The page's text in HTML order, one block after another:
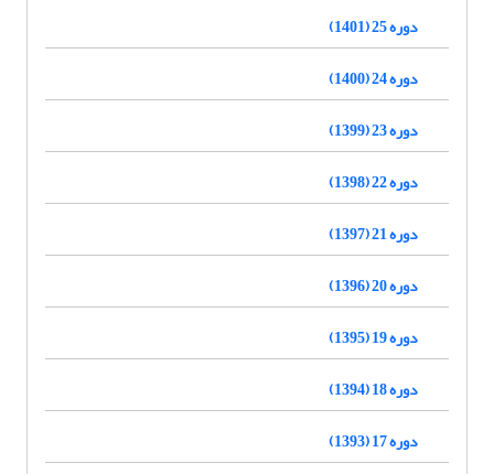
دوره 25 (1401)
دوره 24 (1400)
دوره 23 (1399)
دوره 22 (1398)
دوره 21 (1397)
دوره 20 (1396)
دوره 19 (1395)
دوره 18 (1394)
دوره 17 (1393)